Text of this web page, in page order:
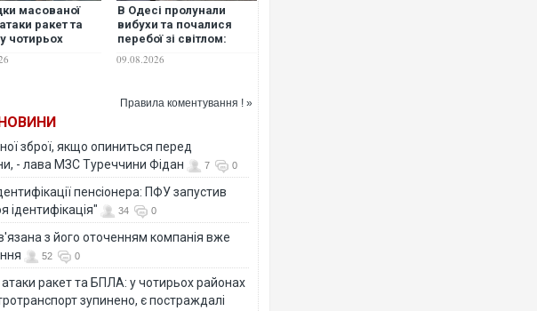
масованої
ракет та
чотирьох
В Одесі пролунали
вибухи та почалися
перебої зі світлом:
дронів та ракет
09.08.2026
Правила коментування ! »
зброї, якщо опиниться перед
- лава МЗС Туреччини Фідан
7 0
пенсіонера: ПФУ запустив
ідентифікація"
34 0
з його оточенням компанія вже
52 0
атаки ракет та БПЛА: у чотирьох районах
зупинено, є постраждалі
Приїхав за паспортом та
до українських військових